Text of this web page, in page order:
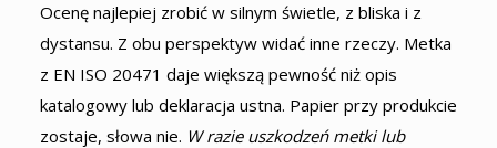
Ocenę najlepiej zrobić w silnym świetle, z bliska i z
dystansu. Z obu perspektyw widać inne rzeczy. Metka
z EN ISO 20471 daje większą pewność niż opis
katalogowy lub deklaracja ustna. Papier przy produkcie
zostaje, słowa nie. W razie uszkodzeń metki lub